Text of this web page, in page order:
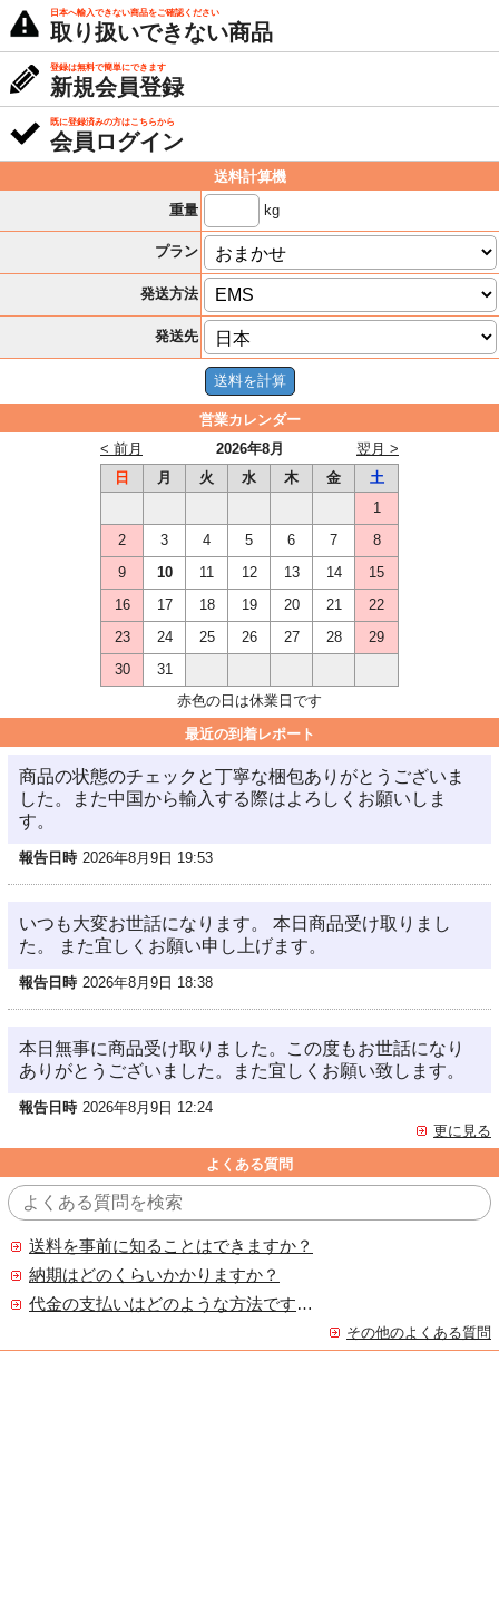
日本へ輸入できない商品をご確認ください
取り扱いできない商品
登録は無料で簡単にできます
新規会員登録
既に登録済みの方はこちらから
会員ログイン
送料計算機
重量
kg
プラン
発送方法
発送先
営業カレンダー
2026年8月
< 前月
翌月 >
日
月 火 水 木 金
土
1
2
3 4 5 6 7
8
9
10 11 12 13 14
15
16
17 18 19 20 21
22
23
24 25 26 27 28
29
30
31
赤色の日は休業日です
最近の到着レポート
商品の状態のチェックと丁寧な梱包ありがとうございま
した。また中国から輸入する際はよろしくお願いしま
す。
報告日時 2026年8月9日 19:53
いつも大変お世話になります。 本日商品受け取りまし
た。 また宜しくお願い申し上げます。
報告日時 2026年8月9日 18:38
本日無事に商品受け取りました。この度もお世話になり
ありがとうございました。また宜しくお願い致します。
報告日時 2026年8月9日 12:24
更に見る
よくある質問
送料を事前に知ることはできますか？
納期はどのくらいかかりますか？
代金の支払いはどのような方法ですか？
その他のよくある質問